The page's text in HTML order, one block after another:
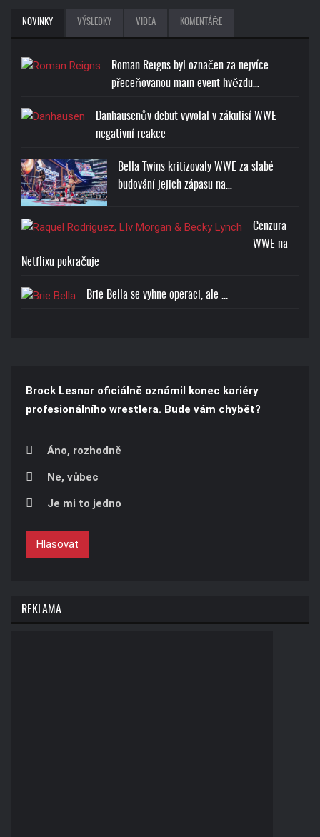
NOVINKY VÝSLEDKY VIDEA KOMENTÁŘE
Roman Reigns byl označen za nejvíce
přeceňovanou main event hvězdu…
Danhausenův debut vyvolal v zákulisí WWE
negativní reakce
Bella Twins kritizovaly WWE za slabé
budování jejich zápasu na…
Cenzura
WWE na
Netflixu pokračuje
Brie Bella se vyhne operaci, ale ...
Brock Lesnar oficiálně oznámil konec kariéry
profesionálního wrestlera. Bude vám chybět?
Áno, rozhodně
Ne, vůbec
Je mi to jedno
Hlasovat
REKLAMA